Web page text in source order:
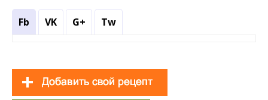
Fb VK G+ Tw